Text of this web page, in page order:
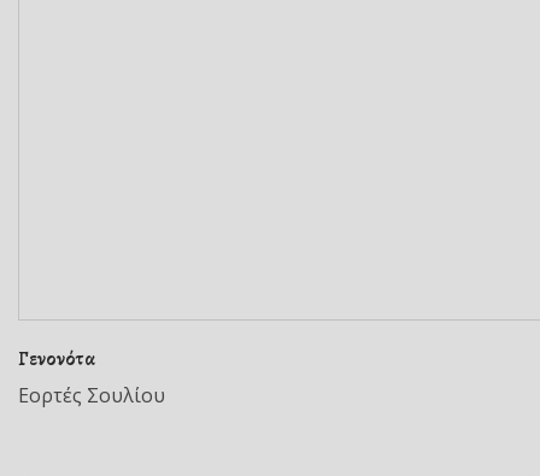
Γενονότα
Εορτές Σουλίου